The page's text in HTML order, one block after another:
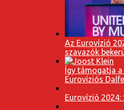
Az Eurovízió
szavazók
Így támogatja
Eurovíziós
Eurovízió 2024: